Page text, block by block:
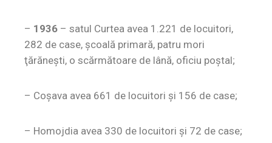
– 1936 – satul Curtea avea 1.221 de locuitori,
282 de case, şcoală primară, patru mori
ţărăneşti, o scărmătoare de lână, oficiu poştal;
– Coşava avea 661 de locuitori şi 156 de case;
– Homojdia avea 330 de locuitori şi 72 de case;